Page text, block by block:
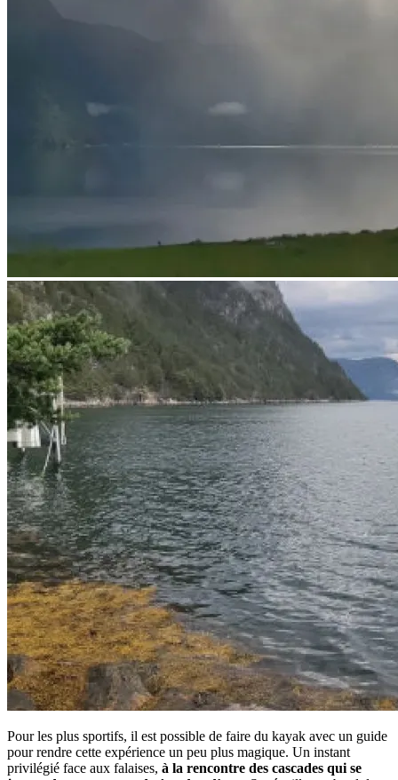
Pour les plus sportifs, il est possible de faire du kayak avec un guide
pour rendre cette expérience un peu plus magique. Un instant
privilégié face aux falaises, à la rencontre des cascades qui se